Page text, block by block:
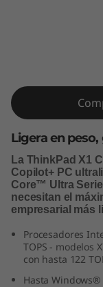
Ligera en
La ThinkPad X1
Copilot+ PC
Core™ Ultra
necesitan el
empresarial más
Procesadores
TOPS - modelos
con hasta 122
Hasta Windows®